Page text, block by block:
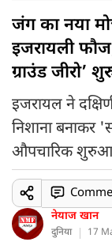
जंग का नया
इजरायली
ग्राउंड जीरो’
इजरायल ने
निशाना बनाकर
औपचारिक
नेयाज खान
दुनिया 17